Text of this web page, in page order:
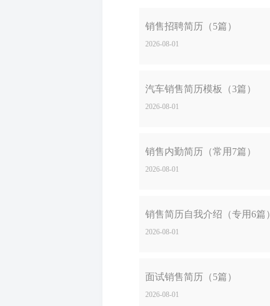
销售招聘简历（5篇）
2026-08-01
汽车销售简历模板（3篇）
2026-08-01
销售内勤简历（常用7篇）
2026-08-01
销售简历自我介绍（专用6篇
2026-08-01
面试销售简历（5篇）
2026-08-01